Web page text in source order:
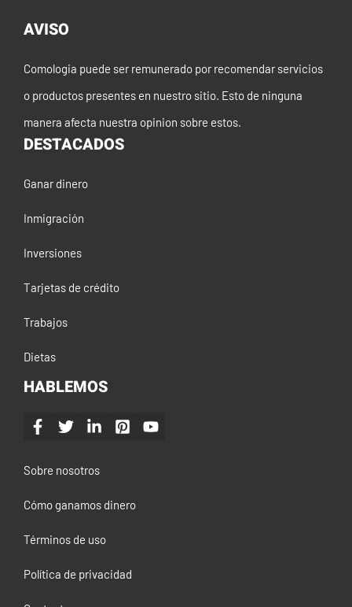
AVISO
Comologia puede ser remunerado por recomendar servicios
o productos presentes en nuestro sitio. Esto de ninguna
manera afecta nuestra opinion sobre estos.
DESTACADOS
Ganar dinero
Inmigración
Inversiones
Tarjetas de crédito
Trabajos
Dietas
HABLEMOS
Sobre nosotros
Cómo ganamos dinero
Términos de uso
Política de privacidad